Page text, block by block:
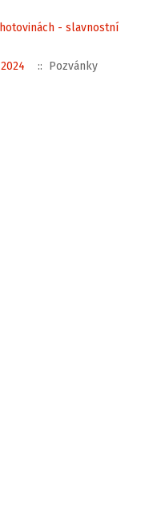
- slavnostní
:: Pozvánky